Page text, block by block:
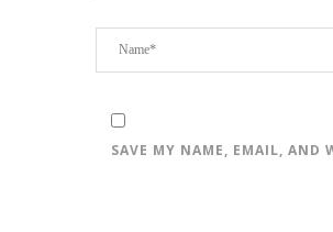
SAVE MY NAME, EMAIL, AND